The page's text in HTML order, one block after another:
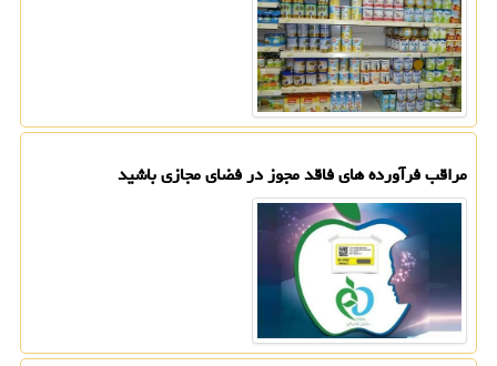
مراقب فرآورده های فاقد مجوز در فضای مجازی باشید